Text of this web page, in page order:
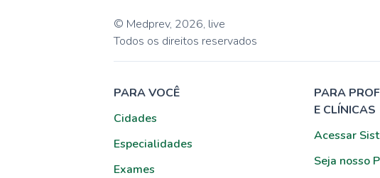
© Medprev, 2026, live
Todos os direitos reservados
PARA VOCÊ
Cidades
Especialidades
Exames
PARA
E CLÍNICAS
Acessar
Seja nosso